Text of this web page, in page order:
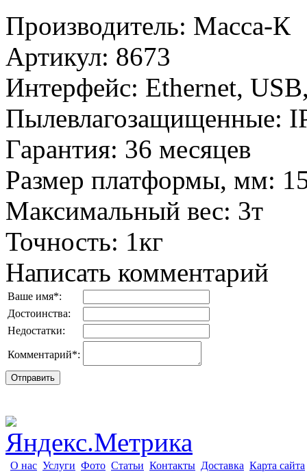
Производитель: Масса-К
Артикул: 8673
Интерфейс: Ethernet,
Пылевлагозащищенные:
Гарантия: 36 месяцев
Размер платформы, мм:
Максимальный вес: 3т
Точность: 1кг
Написать комментарий
Ваше имя*:
Достоинства:
Недостатки:
Комментарий*:
О нас Услуги Фото Статьи Контакты Доставка Карта сайта